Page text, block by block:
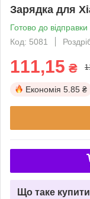
Зарядка для
Готово до відправки
Код: 5081
111,15 ₴
Економія 5.85 ₴
Що таке